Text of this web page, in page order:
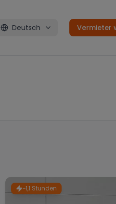
Deutsch Vermieter
~1,1 Stunden